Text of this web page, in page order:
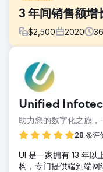
3 年间销售额增
$2,500 2020 36
挑战
我们的客户提供强大
低：他们的网站过时
备，导致自然流量低
公司在搜索引擎结果中
很低甚至为零。• 转化
网站的转化率并不理想。
我们重新构建并重新设
了速度，通过新的登
Unified
助力您的数字化之旅，
28 条评
UI 是一家拥有 13 年以
构，专门提供端到端